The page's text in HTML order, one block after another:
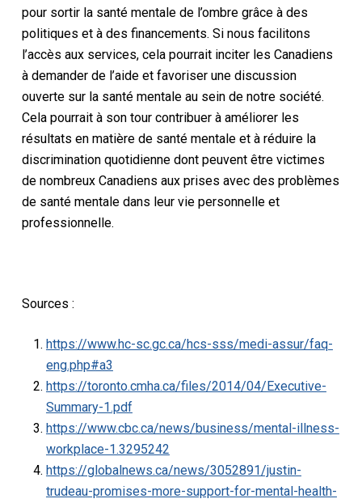
pour sortir la santé mentale de l’ombre grâce à des
politiques et à des financements. Si nous facilitons
l’accès aux services, cela pourrait inciter les Canadiens
à demander de l’aide et favoriser une discussion
ouverte sur la santé mentale au sein de notre société.
Cela pourrait à son tour contribuer à améliorer les
résultats en matière de santé mentale et à réduire la
discrimination quotidienne dont peuvent être victimes
de nombreux Canadiens aux prises avec des problèmes
de santé mentale dans leur vie personnelle et
professionnelle.
Sources :
https://www.hc-sc.gc.ca/hcs-sss/medi-assur/faq-
eng.php#a3
https://toronto.cmha.ca/files/2014/04/Executive-
Summary-1.pdf
https://www.cbc.ca/news/business/mental-illness-
workplace-1.3295242
https://globalnews.ca/news/3052891/justin-
trudeau-promises-more-support-for-mental-health-